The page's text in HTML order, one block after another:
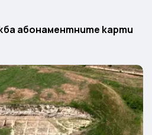
абонаментните карти